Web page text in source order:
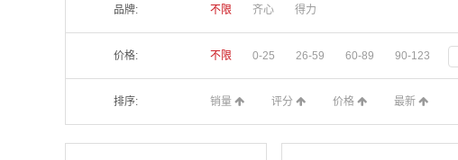
品牌: 不限 齐心 得力
价格: 不限 0-25 26-59 60-89 90-123
排序: 销量 评分 价格 最新